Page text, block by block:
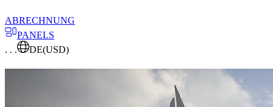
ABRECHNUNG
PANELS
. . .
DE(USD)